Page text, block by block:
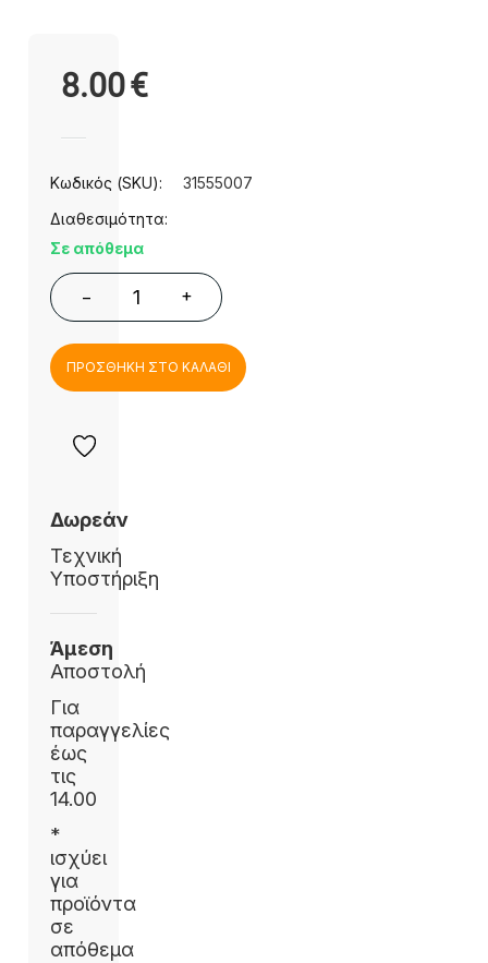
8.00€
Κωδικός (SKU):
31555007
Διαθεσιμότητα:
Σε απόθεμα
− +
ΠΡΟΣΘΗΚΗ ΣΤΟ ΚΑΛΑΘΙ
Δωρεάν
Τεχνική
Υποστήριξη
Άμεση
Αποστολή
Για
παραγγελίες
έως
τις
14.00
*
ισχύει
για
προϊόντα
σε
απόθεμα